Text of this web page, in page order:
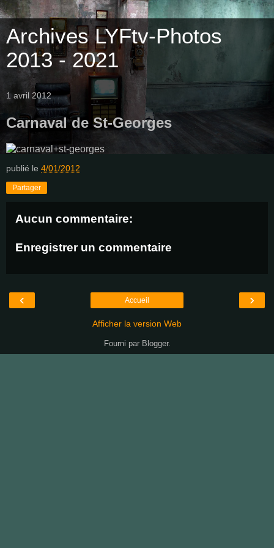
Archives LYFtv-Photos
2013 - 2021
1 avril 2012
Carnaval de St-Georges
publié le 4/01/2012
Partager
Aucun commentaire:
Enregistrer un commentaire
‹ ›
Accueil
Afficher la version Web
Fourni par Blogger.